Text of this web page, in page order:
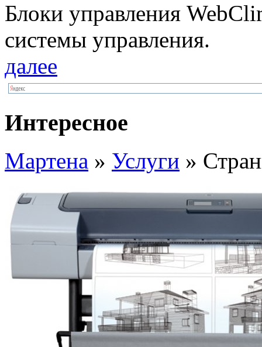
Блоки упрaвлeния
системы управления.
далее
Интересное
Мартена » Услуги »